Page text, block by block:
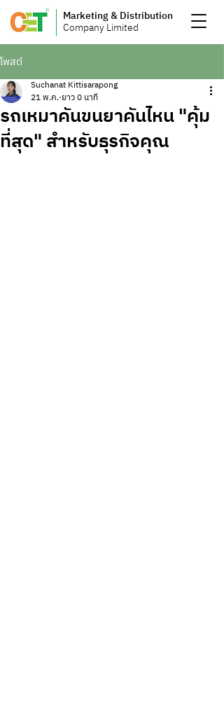
Marketing & Distribution
Company Limited
โพสต์
รถเหมาคันขนยาคันไหน "คุ้ม
ที่สุด" สำหรับธุรกิจคุณ
Suchanat Kittisarapong
21 พ.ค. ยาว 0 นาที